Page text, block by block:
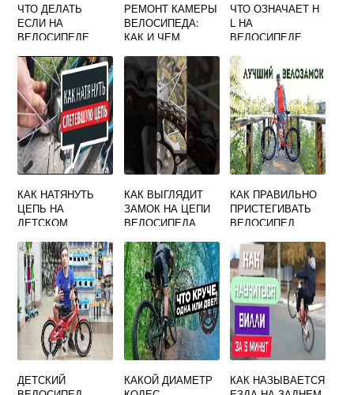
ЧТО ДЕЛАТЬ
ЕСЛИ НА
ВЕЛОСИПЕДЕ
РЕМОНТ КАМЕРЫ
ВЕЛОСИПЕДА:
КАК И ЧЕМ
ЗАКЛЕИТЬ
ПРОКОЛ
ЧТО ОЗНАЧАЕТ H
L НА
ВЕЛОСИПЕДЕ
КАК НАТЯНУТЬ
ЦЕПЬ НА
ДЕТСКОМ
БЕЗ СКОРОСТЕЙ
КАК ВЫГЛЯДИТ
ЗАМОК НА ЦЕПИ
ВЕЛОСИПЕДА
КАК ПРАВИЛЬНО
ПРИСТЕГИВАТЬ
ВЕЛОСИПЕД
ДЕТСКИЙ
КАКОЙ ДИАМЕТР
КАК НАЗЫВАЕТСЯ